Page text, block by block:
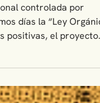
días la “Ley
de inteligencia